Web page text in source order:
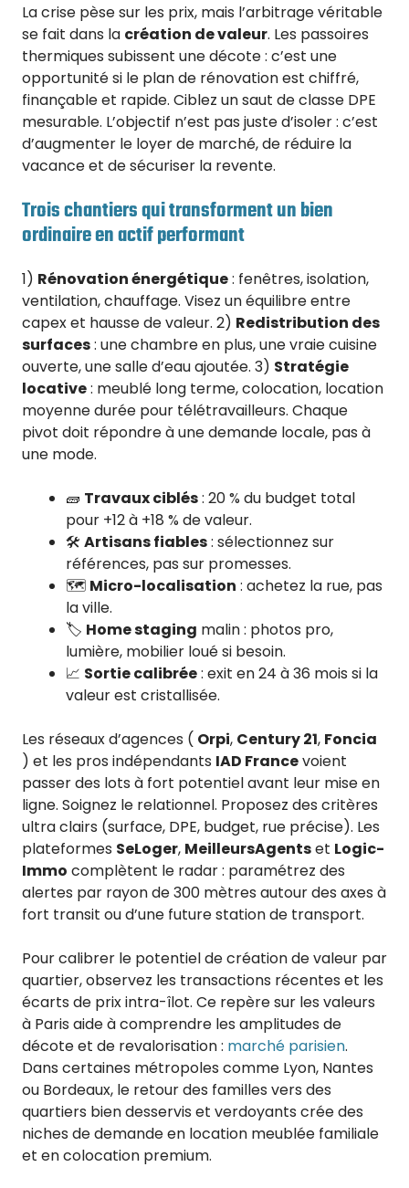
La crise pèse sur les prix, mais l’arbitrage véritable
se fait dans la création de valeur. Les passoires
thermiques subissent une décote : c’est une
opportunité si le plan de rénovation est chiffré,
finançable et rapide. Ciblez un saut de classe DPE
mesurable. L’objectif n’est pas juste d’isoler : c’est
d’augmenter le loyer de marché, de réduire la
vacance et de sécuriser la revente.
Trois chantiers qui transforment un bien
ordinaire en actif performant
1) Rénovation énergétique: fenêtres, isolation,
ventilation, chauffage. Visez un équilibre entre
capex et hausse de valeur. 2) Redistribution des
surfaces: une chambre en plus, une vraie cuisine
ouverte, une salle d’eau ajoutée. 3) Stratégie
locative: meublé long terme, colocation, location
moyenne durée pour télétravailleurs. Chaque
pivot doit répondre à une demande locale, pas à
une mode.
🧱 Travaux ciblés: 20 % du budget total
pour +12 à +18 % de valeur.
🛠️ Artisans fiables: sélectionnez sur
références, pas sur promesses.
🗺️ Micro-localisation : achetez la rue, pas
la ville.
🏷️ Home staging malin : photos pro,
lumière, mobilier loué si besoin.
📈 Sortie calibrée: exit en 24 à 36 mois si la
valeur est cristallisée.
Les réseaux d’agences ( Orpi, Century 21, Foncia
) et les pros indépendants IAD Francevoient
passer des lots à fort potentiel avant leur mise en
ligne. Soignez le relationnel. Proposez des critères
ultra clairs (surface, DPE, budget, rue précise). Les
plateformes SeLoger, MeilleursAgentset Logic-
Immo complètent le radar : paramétrez des
alertes par rayon de 300 mètres autour des axes à
fort transit ou d’une future station de transport.
Pour calibrer le potentiel de création de valeur par
quartier, observez les transactions récentes et les
écarts de prix intra-îlot. Ce repère sur les valeurs
à Paris aide à comprendre les amplitudes de
décote et de revalorisation : marché parisien.
Dans certaines métropoles comme Lyon, Nantes
ou Bordeaux, le retour des familles vers des
quartiers bien desservis et verdoyants crée des
niches de demande en location meublée familiale
et en colocation premium.